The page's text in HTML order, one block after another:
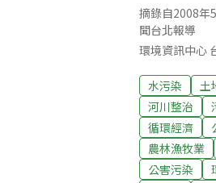
摘錄自2008年
聞台北報導
環境資訊中心
水污染
土
河川整治
循環經濟
農林漁牧業
公害污染